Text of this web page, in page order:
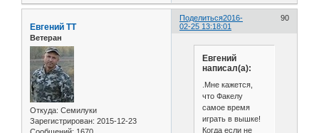
Поделиться 90
2016-
02-25 13:18:01
Евгений ТТ
Ветеран
Откуда: Семилуки
Зарегистрирован: 2015-12-23
Евгений
написал(а):
.Мне кажется,
что Факелу
самое время
играть в вышке!
Когда если не